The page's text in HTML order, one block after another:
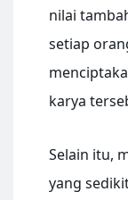
nilai
setiap
karya
Selain itu,
yang